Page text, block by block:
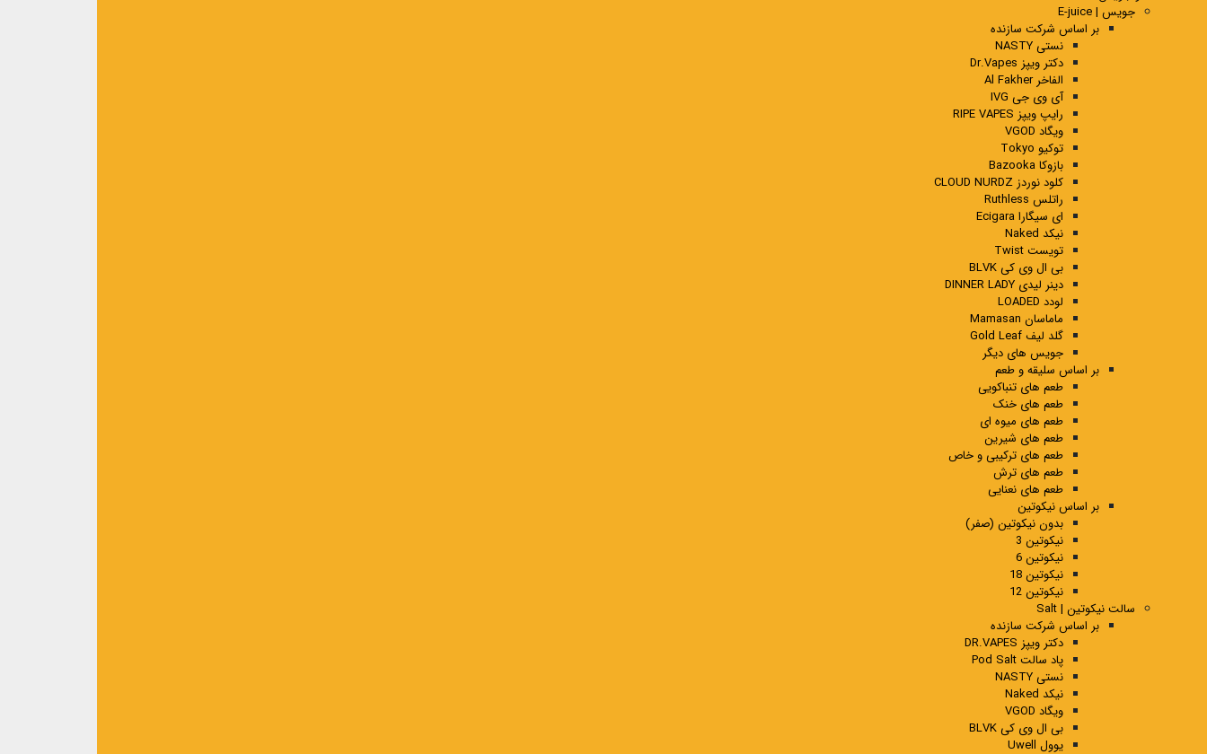
جویس | E-juice
بر اساس شرکت سازنده
نستی NASTY
دکتر ویپز Dr.Vapes
الفاخر Al Fakher
آی وی جی IVG
رایپ ویپز RIPE VAPES
ویگاد VGOD
توکیو Tokyo
بازوکا Bazooka
کلود نوردز CLOUD NURDZ
راتلس Ruthless
ای سیگارا Ecigara
نیکد Naked
تویست Twist
بی ال وی کی BLVK
دینر لیدی DINNER LADY
لودد LOADED
ماماسان Mamasan
گلد لیف Gold Leaf
جویس های دیگر
بر اساس سلیقه و طعم
طعم های تنباکویی
طعم های خنک
طعم های میوه ای
طعم های شیرین
طعم های ترکیبی و خاص
طعم های ترش
طعم های نعنایی
بر اساس نیکوتین
بدون نیکوتین (صفر)
نیکوتین 3
نیکوتین 6
نیکوتین 18
نیکوتین 12
سالت نیکوتین | Salt
بر اساس شرکت سازنده
دکتر ویپز DR.VAPES
پاد سالت Pod Salt
نستی NASTY
نیکد Naked
ویگاد VGOD
بی ال وی کی BLVK
یوول Uwell